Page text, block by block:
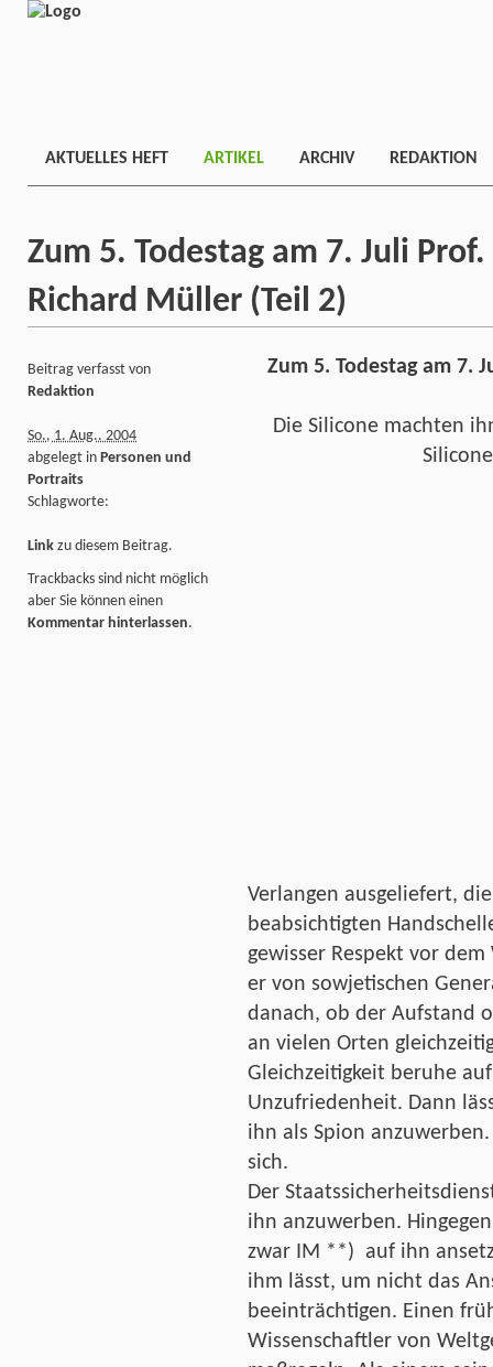
AKTUELLES HEFT ARTIKEL ARCHIV REDAKTION
Zum 5. Todestag am 7. Juli
Richard Müller (Teil 2)
Zum 5. Todestag am 7.
Die Silicone machten
Verlangen ausgeliefert,
beabsichtigten
gewisser Respekt vor
er von sowjetischen
danach, ob der Aufstand
an vielen Orten
Gleichzeitigkeit beruhe
Unzufriedenheit. Dann
ihn als Spion
sich.
Der
ihn anzuwerben.
zwar IM **) auf ihn
ihm lässt, um nicht das
beeinträchtigen. Einen
Wissenschaftler von
Beitrag verfasst von
Redaktion
So., 1. Aug.. 2004
abgelegt in Personen und
Portraits
Schlagworte:
Link zu diesem Beitrag.
Trackbacks sind nicht möglich
aber Sie können einen
Kommentar hinterlassen.